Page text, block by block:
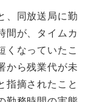
、同放送局に勤
間が、タイムカ
くなっていたこ
から残業代が未
指摘されたこと